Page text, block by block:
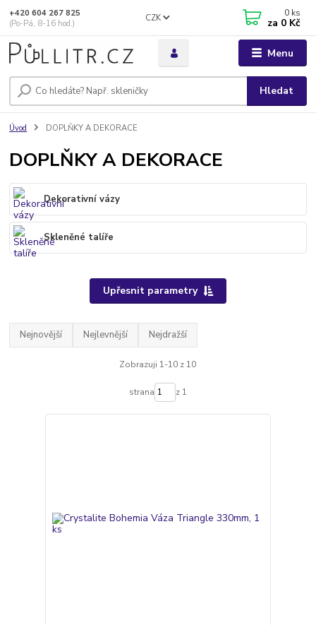
Menu
CZK
Hledat
+420 604 267 825
(Po-Pá, 8-16 hod.)
0 ks
za 0 Kč
Úvod DOPLŇKY A DEKORACE
DOPLŇKY A DEKORACE
Dekorativní vázy
Skleněné talíře
Upřesnit parametry
Nejnovější Nejlevnější Nejdražší
Zobrazuji 1-10 z 10
strana z 1